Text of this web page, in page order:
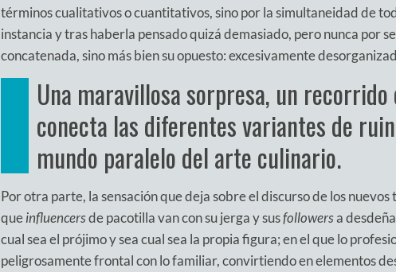
términos cualitativos o cuantitativos, sino por la simultaneidad de
instancia y tras haberla pensado quizá demasiado, pero nunca por
concatenada, sino más bien su opuesto: excesivamente
Una maravillosa sorpresa, un
conecta las diferentes variantes de
mundo paralelo del arte culinario.
Por otra parte, la sensación que deja sobre el discurso de los
queinfluencersde pacotilla van con su jerga y susfollowersa
cual sea el prójimo y sea cual sea la propia figura; en el que lo
peligrosamente frontal con lo familiar, convirtiendo en elementos